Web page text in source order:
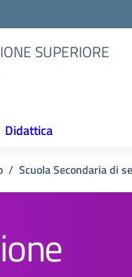
SUPERIORE
Didattica
Scuola Secondaria di